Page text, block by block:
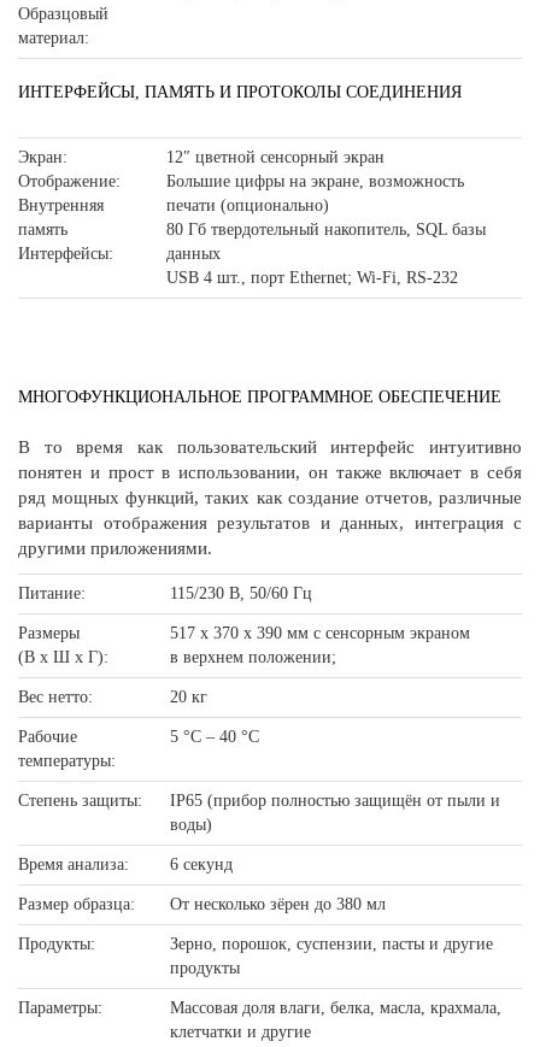
Образцовый
материал:
ИНТЕРФЕЙСЫ, ПАМЯТЬ И ПРОТОКОЛЫ СОЕДИНЕНИЯ
Экран:
Отображение:
Внутренняя
память
Интерфейсы:
12″ цветной сенсорный экран
Большие цифры на экране, возможность
печати (опционально)
80 Гб твердотельный накопитель, SQL базы
данных
USB 4 шт., порт Ethernet; Wi-Fi, RS-232
МНОГОФУНКЦИОНАЛЬНОЕ ПРОГРАММНОЕ ОБЕСПЕЧЕНИЕ
В то время как пользовательский интерфейс интуитивно
понятен и прост в использовании, он также включает в себя
ряд мощных функций, таких как создание отчетов, различные
варианты отображения результатов и данных, интеграция с
другими приложениями.
Питание: 115/230 В, 50/60 Гц
Размеры
(В х Ш х Г):
517 x 370 x 390 мм с сенсорным экраном
в верхнем положении;
Вес нетто: 20 кг
Рабочие
температуры:
5 °C – 40 °C
Степень защиты:
IP65 (прибор полностью защищён от пыли и
воды)
Время анализа: 6 секунд
Размер образца: От несколько зёрен до 380 мл
Продукты:
Зерно, порошок, суспензии, пасты и другие
продукты
Параметры:
Массовая доля влаги, белка, масла, крахмала,
клетчатки и другие